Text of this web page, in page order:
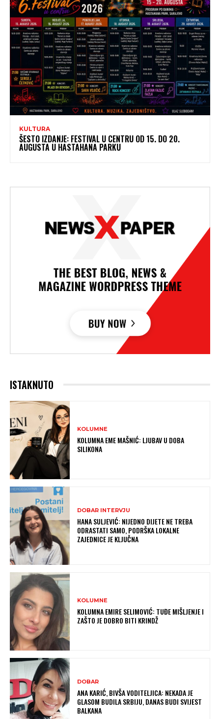
KULTURA
ŠESTO IZDANJE: FESTIVAL U CENTRU OD 15. DO 20.
AUGUSTA U HASTAHANA PARKU
ISTAKNUTO
KOLUMNE
KOLUMNA EME MAŠNIĆ: LJUBAV U DOBA
SILIKONA
DOBAR INTERVJU
HANA SULJEVIĆ: NIJEDNO DIJETE NE TREBA
ODRASTATI SAMO, PODRŠKA LOKALNE
ZAJEDNICE JE KLJUČNA
KOLUMNE
KOLUMNA EMIRE SELIMOVIĆ: TUĐE MIŠLJENJE I
ZAŠTO JE DOBRO BITI KRINDŽ
DOBAR
ANA KARIĆ, BIVŠA VODITELJICA: NEKADA JE
GLASOM BUDILA SRBIJU, DANAS BUDI SVIJEST
BALKANA